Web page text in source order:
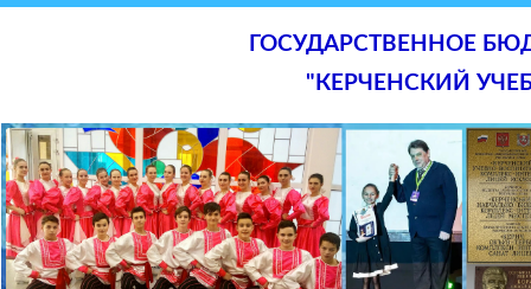
ГОСУДАРСТВЕННОЕ
"КЕРЧЕНСКИЙ